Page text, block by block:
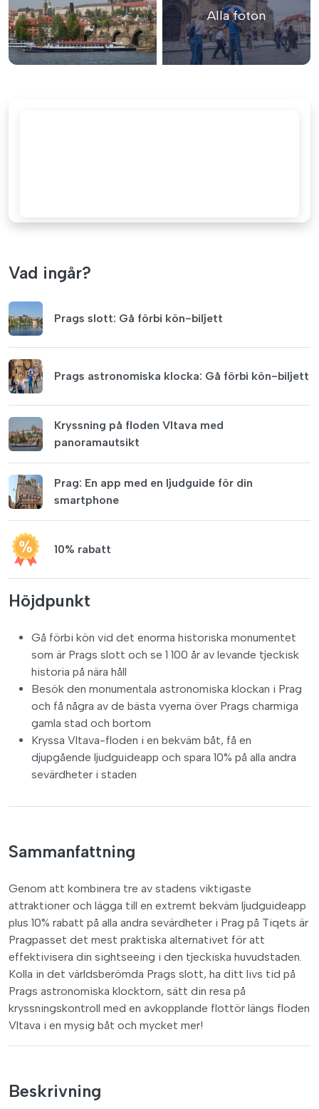
Alla foton
Vad ingår?
Prags slott: Gå förbi kön-biljett
Prags astronomiska klocka: Gå förbi kön-biljett
Kryssning på floden Vltava med
panoramautsikt
Prag: En app med en ljudguide för din
smartphone
10% rabatt
Höjdpunkt
Gå förbi kön vid det enorma historiska monumentet
som är Prags slott och se 1 100 år av levande tjeckisk
historia på nära håll
Besök den monumentala astronomiska klockan i Prag
och få några av de bästa vyerna över Prags charmiga
gamla stad och bortom
Kryssa Vltava-floden i en bekväm båt, få en
djupgående ljudguideapp och spara 10% på alla andra
sevärdheter i staden
Sammanfattning
Genom att kombinera tre av stadens viktigaste
attraktioner och lägga till en extremt bekväm ljudguideapp
plus 10% rabatt på alla andra sevärdheter i Prag på Tiqets är
Pragpasset det mest praktiska alternativet för att
effektivisera din sightseeing i den tjeckiska huvudstaden.
Kolla in det världsberömda Prags slott, ha ditt livs tid på
Prags astronomiska klocktorn, sätt din resa på
kryssningskontroll med en avkopplande flottör längs floden
Vltava i en mysig båt och mycket mer!
Beskrivning